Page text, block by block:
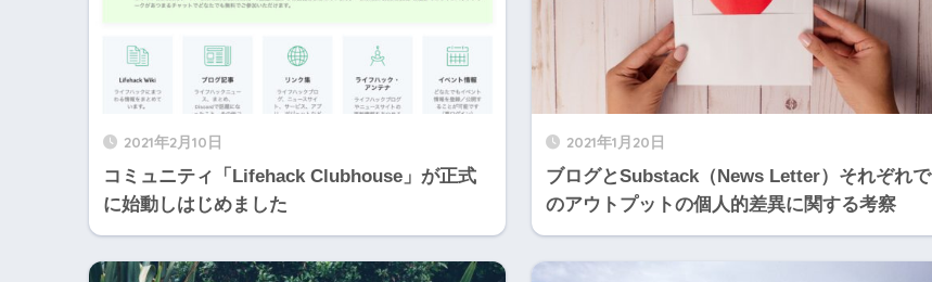
2021年2月10日
コミュニティ「Lifehack Clubhouse」が正式
に始動しはじめました
2021年1月20日
ブログとSubstack（News Letter）それぞれで
のアウトプットの個人的差異に関する考察